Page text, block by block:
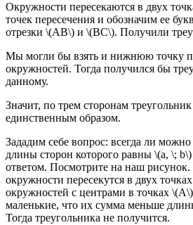
Окружности пересекаются в двух
точек пересечения и обозначим ее
отрезки \(AB\) и \(BC\). Получили
Мы могли бы взять и нижнюю точку
окружностей. Тогда получился бы
данному.
Значит, по трем сторонам
единственным образом.
Зададим себе вопрос: всегда ли
длины сторон которого равны \(a, \;
ответом. Посмотрите на наш
окружности пересекутся в двух
окружностей с центрами в точках
маленькие, что их сумма меньше
Тогда треугольника не получится.